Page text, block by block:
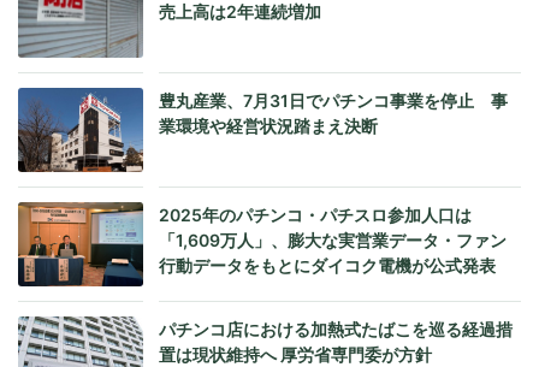
売上高は2年連続増加
豊丸産業、7月31日でパチンコ事業を停止 事
業環境や経営状況踏まえ決断
2025年のパチンコ・パチスロ参加人口は
「1,609万人」、膨大な実営業データ・ファン
行動データをもとにダイコク電機が公式発表
パチンコ店における加熱式たばこを巡る経過措
置は現状維持へ 厚労省専門委が方針